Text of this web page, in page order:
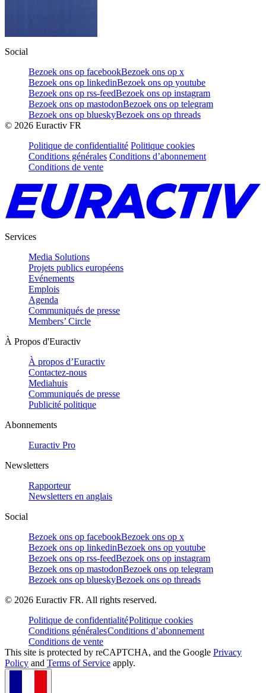
Social
Bezoek ons op facebookBezoek ons op x
Bezoek ons op linkedinBezoek ons op youtube
Bezoek ons op rss-feedBezoek ons op instagram
Bezoek ons op mastodonBezoek ons op telegram
Bezoek ons op blueskyBezoek ons op threads
© 2026 Euractiv FR
Politique de confidentialité Politique cookies
Conditions générales Conditions d’abonnement
Conditions de vente
Services
Media Solutions
Projets publics européens
Evénements
Emplois
Agenda
Communiqués de presse
Members’ Circle
À Propos d'Euractiv
À propos d’Euractiv
Contactez-nous
Mediahuis
Communiqués de presse
Publicité politique
Abonnements
Euractiv Pro
Newsletters
Rapporteur
Newsletters en anglais
Social
Bezoek ons op facebookBezoek ons op x
Bezoek ons op linkedinBezoek ons op youtube
Bezoek ons op rss-feedBezoek ons op instagram
Bezoek ons op mastodonBezoek ons op telegram
Bezoek ons op blueskyBezoek ons op threads
© 2026 Euractiv FR. All rights reserved.
Politique de confidentialitéPolitique cookies
Conditions généralesConditions d’abonnement
Conditions de vente
This site is protected by reCAPTCHA, and the Google Privacy
Policy and Terms of Service apply.